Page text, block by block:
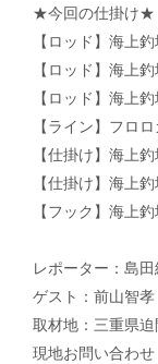
★今回の仕掛け★
【ロッド】海上
【ロッド】海上
【ロッド】海上
【ライン】フロ
【仕掛け】海上
【仕掛け】海上
【フック】海上
レポーター：島
ゲスト：前山智孝
取材地：三重県
現地お問い合わせ